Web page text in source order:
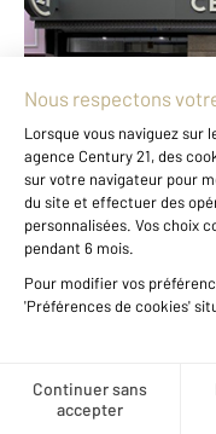
34
Notre